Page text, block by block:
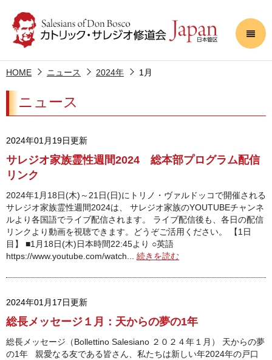
HOME ニュース 2024年 1月
ニュース
2024年01月19日更新
サレジオ家族霊性週間2024 総本部プログラム配信
リンク
2024年1月18日(木)～21日(日)にトリノ・ヴァルドッコで開催される
サレジオ家族霊性週間2024は、 サレジオ家族のYOUTUBEチャンネ
ルより各国語でライブ配信されます。 ライブ配信後も、各日の配信
リンクより動画を視聴できます。どうぞご活用ください。 【1日
目】 ■1月18日(木)日本時間22:45より ○英語
https://www.youtube.com/watch... 続きを読む
2024年01月17日更新
総長メッセージ１月：天からの夢の1年
総長メッセージ（Bollettino Salesiano ２０２４年１月） 天からの夢
の1年 親愛なる友である皆さん、私たちは新しい年2024年の戸口